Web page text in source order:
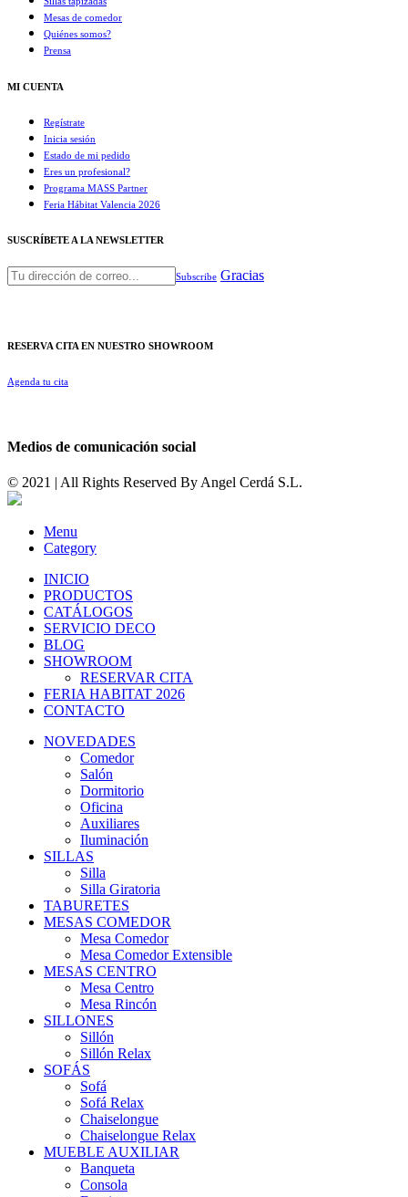
Mesas de comedor
Quiénes somos?
Prensa
MI CUENTA
Regístrate
Inicia sesión
Estado de mi pedido
Eres un profesional?
Programa MASS Partner
Feria Hábitat Valencia 2026​
SUSCRÍBETE A LA NEWSLETTER
Subscribe Gracias
RESERVA CITA EN NUESTRO SHOWROOM
Agenda tu cita
Medios de comunicación social
© 2021 | All Rights Reserved ByAngel Cerdá S.L.
Menu
Category
INICIO
PRODUCTOS
CATÁLOGOS
SERVICIO DECO
BLOG
SHOWROOM
RESERVAR CITA
FERIA HABITAT 2026
CONTACTO
NOVEDADES
Comedor
Salón
Dormitorio
Oficina
Auxiliares
Iluminación
SILLAS
Silla
Silla Giratoria
TABURETES
MESAS COMEDOR
Mesa Comedor
Mesa Comedor Extensible
MESAS CENTRO
Mesa Centro
Mesa Rincón
SILLONES
Sillón
Sillón Relax
SOFÁS
Sofá
Sofá Relax
Chaiselongue
Chaiselongue Relax
MUEBLE AUXILIAR
Banqueta
Consola